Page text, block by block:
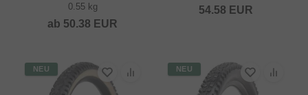
0.55 kg
ab 50.38 EUR
54.58 EUR
NEU NEU